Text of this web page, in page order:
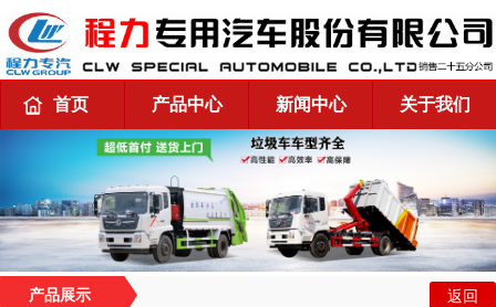
首页 产品中心 新闻中心 关于我们
产品展示 返回